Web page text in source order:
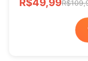
R$49,99